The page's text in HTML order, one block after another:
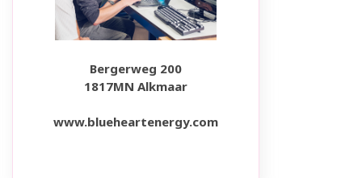
Bergerweg 200
1817MN Alkmaar
www.blueheartenergy.com